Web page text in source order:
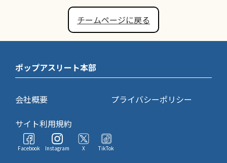
チームページに戻る
ポップアスリート本部
会社概要
プライバシーポリシー
サイト利用規約
Facebook Instagram X TikTok